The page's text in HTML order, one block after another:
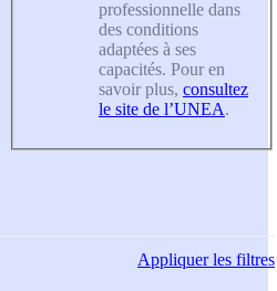
professionnelle dans
des conditions
adaptées à ses
capacités. Pour en
savoir plus, consultez
le site de l’UNEA.
Appliquerles filtres